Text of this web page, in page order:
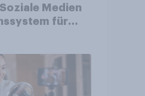
Medien
für